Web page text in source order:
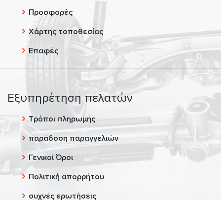
Προσφορές
Χάρτης τοποθεσίας
Επαφές
Εξυπηρέτηση πελατών
Τρόποι πληρωμής
παράδοση παραγγελιών
Γενικοί Όροι
Πολιτική απορρήτου
συχνές ερωτήσεις